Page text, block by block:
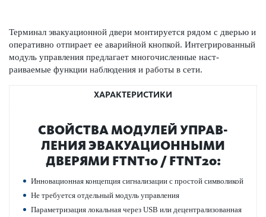
Терминал эвакуацио­нной двери монтируется рядом с дверью и
оперативно отпирает ее авар­ийной кнопкой. Интегриро­ванный
модуль управ­ления предлагает многочис­ленные наст­
раиваемые функции наблюдения и работы в сети.
ХАРАКТЕРИСТИКИ
СВОЙСТВА МОДУЛЕЙ УПРАВ­
ЛЕНИЯ ЭВАКУАЦИО­ННЫМИ
ДВЕРЯМИ FTNT10 / FTNT20:
Инно­вацио­нная концепция сигнал­изации с простой символикой
Не требуется отдельный модуль управ­ления
Параметризация локальная через USB или децентрал­и­з­ованная